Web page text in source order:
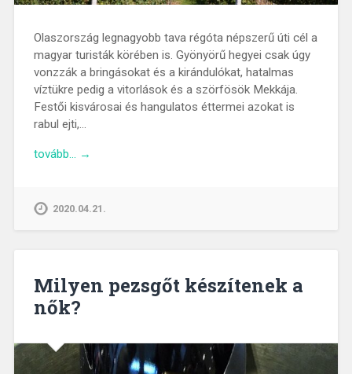
Olaszország legnagyobb tava régóta népszerű úti cél a
magyar turisták körében is. Gyönyörű hegyei csak úgy
vonzzák a bringásokat és a kirándulókat, hatalmas
víztükre pedig a vitorlások és a szörfösök Mekkája.
Festői kisvárosai és hangulatos éttermei azokat is
rabul ejti,…
tovább… →
2020.04.21.
Milyen pezsgőt készítenek a
nők?